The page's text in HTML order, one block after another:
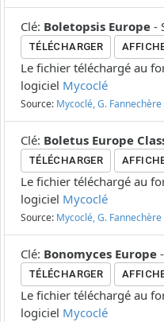
Clé: Boletopsis Europe -
TÉLÉCHARGER
Le fichier téléchargé au
logiciel Mycoclé
Source: Mycoclé, G. Fannechère
Clé: Boletus Europe
TÉLÉCHARGER
Le fichier téléchargé au
logiciel Mycoclé
Source: Mycoclé, G. Fannechère
Clé: Bonomyces Europe -
TÉLÉCHARGER
Le fichier téléchargé au
logiciel Mycoclé